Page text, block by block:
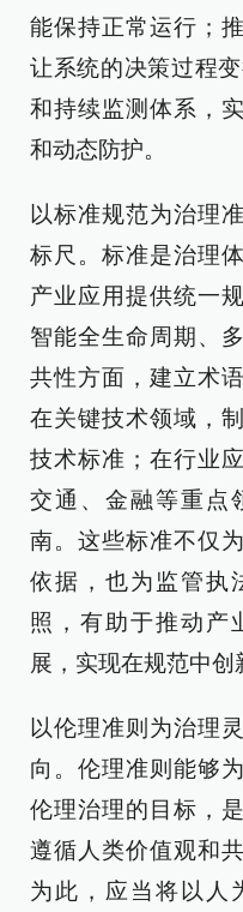
能保持正常运行；
让系统的决策过程
和持续监测体系，
和动态防护。
以标准规范为治理
标尺。标准是治理
产业应用提供统一
智能全生命周期、
共性方面，建立术
在关键技术领域，
技术标准；在行业
交通、金融等重点
南。这些标准不仅
依据，也为监管执
照，有助于推动产
展，实现在规范中创
以伦理准则为治理
向。伦理准则能够
伦理治理的目标，
遵循人类价值观和
为此，应当将以人